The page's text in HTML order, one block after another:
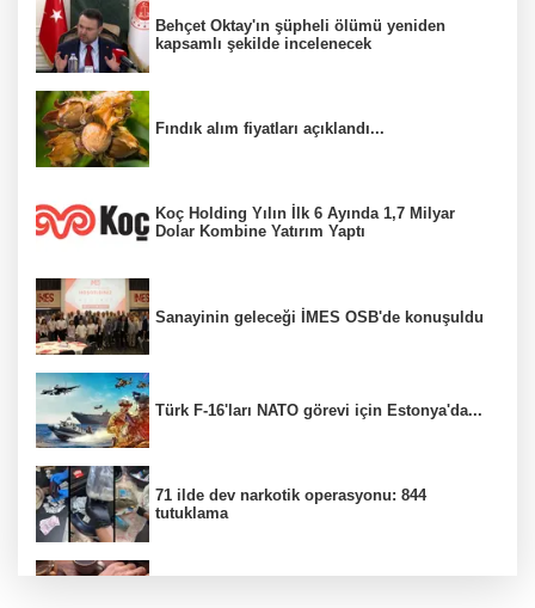
Behçet Oktay'ın şüpheli ölümü yeniden
kapsamlı şekilde incelenecek
Fındık alım fiyatları açıklandı...
Koç Holding Yılın İlk 6 Ayında 1,7 Milyar
Dolar Kombine Yatırım Yaptı
Sanayinin geleceği İMES OSB'de konuşuldu
Türk F-16'ları NATO görevi için Estonya'da...
71 ilde dev narkotik operasyonu: 844
tutuklama